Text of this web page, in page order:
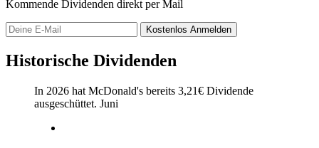
Kommende Dividenden direkt per Mail
Kostenlos Anmelden
Historische Dividenden
In 2026 hat McDonald's bereits 3,21€ Dividende
ausgeschüttet. Juni